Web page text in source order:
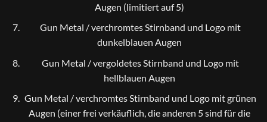
Augen (limitiert auf 5)
Gun Metal / verchromtes Stirnband und Logo mit
dunkelblauen Augen
Gun Metal / vergoldetes Stirnband und Logo mit
hellblauen Augen
Gun Metal / verchromtes Stirnband und Logo mit grünen
Augen (einer frei verkäuflich, die anderen 5 sind für die